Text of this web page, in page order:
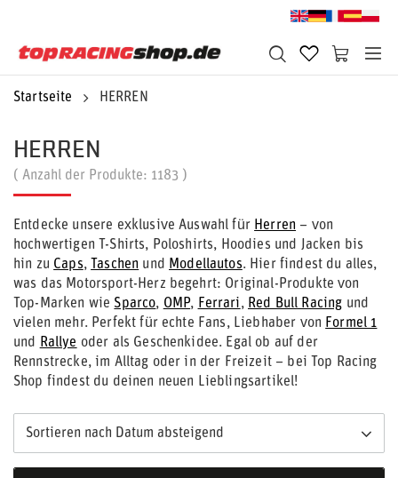
Startseite HERREN
HERREN
( Anzahl der Produkte: 1183 )
Entdecke unsere exklusive Auswahl für Herren – von
hochwertigen T-Shirts, Poloshirts, Hoodies und Jacken bis
hin zu Caps, Taschen und Modellautos. Hier findest du alles,
was das Motorsport-Herz begehrt: Original-Produkte von
Top-Marken wie Sparco, OMP, Ferrari, Red Bull Racing und
vielen mehr. Perfekt für echte Fans, Liebhaber von Formel 1
und Rallye oder als Geschenkidee. Egal ob auf der
Rennstrecke, im Alltag oder in der Freizeit – bei Top Racing
Shop findest du deinen neuen Lieblingsartikel!
Sortieren nach Datum absteigend